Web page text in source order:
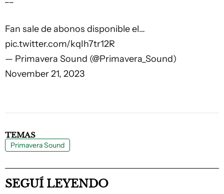
Fan sale de abonos disponible el…
pic.twitter.com/kqIh7tr12R
— Primavera Sound (@Primavera_Sound)
November 21, 2023
TEMAS
Primavera Sound
SEGUÍ LEYENDO